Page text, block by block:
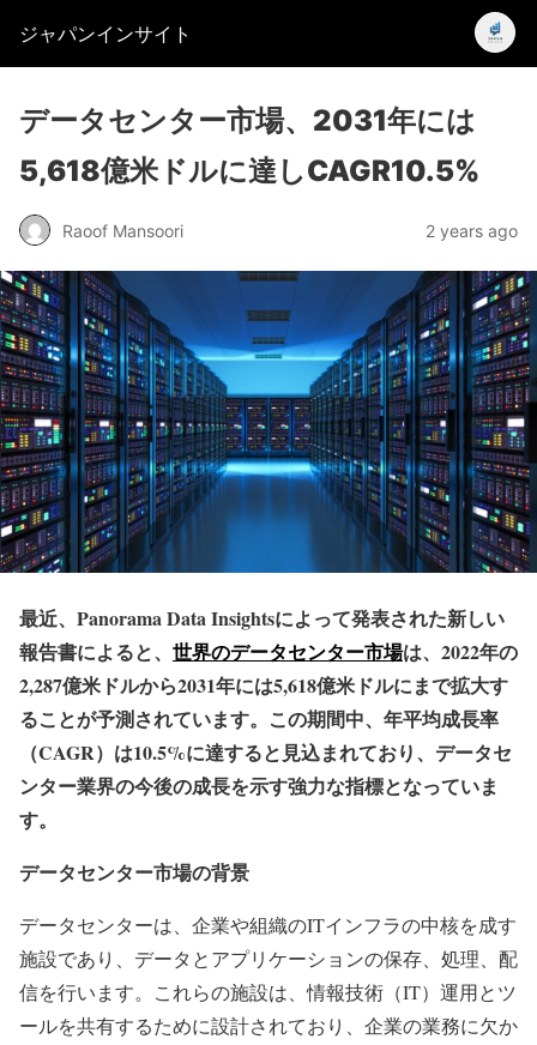
ジャパンインサイト
データセンター市場、2031年には
5,618億米ドルに達しCAGR10.5%
Raoof Mansoori 2 years ago
最近、Panorama Data Insightsによって発表された新しい
報告書によると、 世界のデータセンター市場は、2022年の
2,287億米ドルから2031年には5,618億米ドルにまで拡大す
ることが予測されています。この期間中、年平均成長率
（CAGR）は10.5%に達すると見込まれており、データセ
ンター業界の今後の成長を示す強力な指標となっていま
す。
データセンター市場の背景
データセンターは、企業や組織のITインフラの中核を成す
施設であり、データとアプリケーションの保存、処理、配
信を行います。これらの施設は、情報技術（IT）運用とツ
ールを共有するために設計されており、企業の業務に欠か